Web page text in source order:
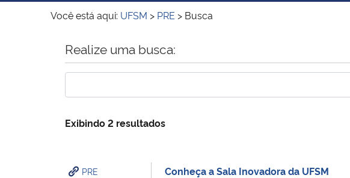
Você está aqui: UFSM > PRE > Busca
Início do conteúdo
Realize uma busca:
Exibindo 2 resultados
PRE
Conheça a Sala Inovadora da UFSM